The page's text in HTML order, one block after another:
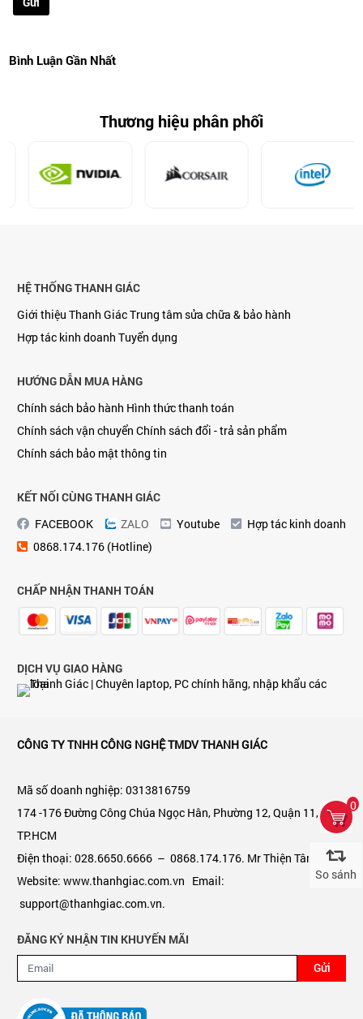
Bình Luận Gần Nhất
0
So sánh
Thương hiệu phân phối
HỆ THỐNG THANH GIÁC
Giới thiệu Thanh GiácTrung tâm sửa chữa & bảo hành
Hợp tác kinh doanh Tuyển dụng
HƯỚNG DẪN MUA HÀNG
Chính sách bảo hành Hình thức thanh toán
Chính sách vận chuyển Chính sách đổi - trả sản phẩm
Chính sách bảo mật thông tin
KẾT NỐI CÙNG THANH GIÁC
FACEBOOK
ZALO Youtube
Hợp tác kinh doanh
0868.174.176 (Hotline)
CHẤP NHẬN THANH TOÁN
DỊCH VỤ GIAO HÀNG
CÔNG TY TNHH CÔNG NGHỆ TMDV THANH GIÁC
Mã số doanh nghiệp: 0313816759
174 -176 Đường Công Chúa Ngọc Hân, Phường 12, Quận 11,
TP.HCM
Điện thoại: 028.6650.6666 – 0868.174.176. Mr Thiện Tâm
Website: www.thanhgiac.com.vn Email:
support@thanhgiac.com.vn.
ĐĂNG KÝ NHẬN TIN KHUYẾN MÃI
Gửi